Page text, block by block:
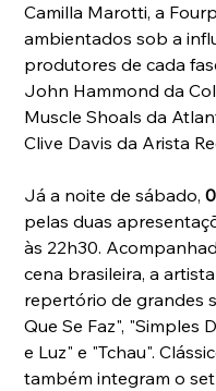
Camilla Marotti, a
ambientados sob a
produtores de cada
John Hammond da
Muscle Shoals da
Clive Davis da Arista
Já a noite de sábado,
pelas duas
às 22h30.
cena brasileira, a
repertório de grandes
Que Se Faz", "Simples
e Luz" e "Tchau".
também integram o